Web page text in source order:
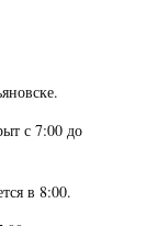
с 7:00 до
в 8:00.